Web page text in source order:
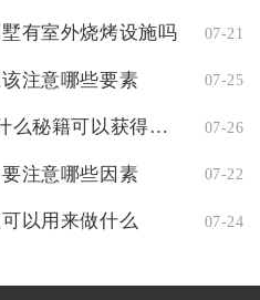
有室外烧烤设施吗 07-21
注意哪些要素 07-25
少年三国志2有什么秘籍可以获得陆逊吗 07-26
注意哪些因素 07-22
以用来做什么 07-24